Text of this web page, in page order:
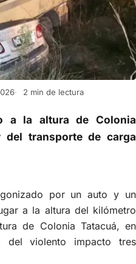
2 min de lectura
a la altura de Colonia
del transporte de carga
por un auto y un
a la altura del kilómetro
de Colonia Tatacuá, en
del violento impacto tres